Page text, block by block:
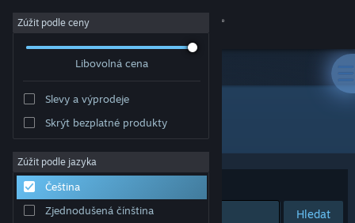
Přihlásit se
Komunita
Informace
Podpora
Zúžit podle ceny
Libovolná cena
Slevy a výprodeje
Skrýt bezplatné produkty
Zúžit podle jazyka
Čeština
Zjednodušená čínština
Vývojář: Redact Games
Seřadit podle
Hledat